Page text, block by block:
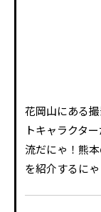
花岡山にある
トキャラクタ
流だにゃ！熊
を紹介するにゃ